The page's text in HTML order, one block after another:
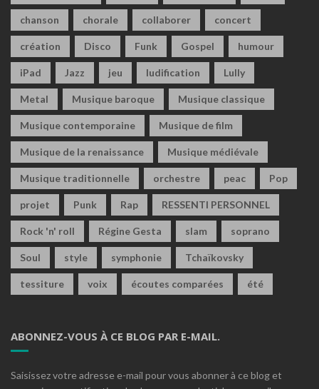
chanson chorale collaborer concert
création Disco Funk Gospel humour
iPad Jazz jeu ludification Lully
Metal Musique baroque Musique classique
Musique contemporaine Musique de film
Musique de la renaissance Musique médiévale
Musique traditionnelle orchestre peac Pop
projet Punk Rap RESSENTI PERSONNEL
Rock 'n' roll Régine Gesta slam soprano
Soul style symphonie Tchaïkovsky
tessiture voix écoutes comparées été
ABONNEZ-VOUS À CE BLOG PAR E-MAIL.
Saisissez votre adresse e-mail pour vous abonner à ce blog et